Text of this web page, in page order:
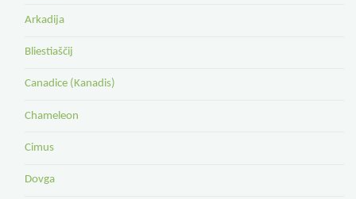
Arkadija
Bliestiaščij
Canadice (Kanadis)
Chameleon
Cimus
Dovga